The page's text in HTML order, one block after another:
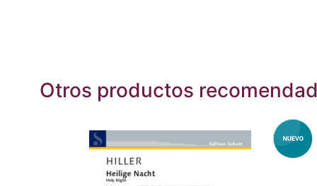
Otros productos